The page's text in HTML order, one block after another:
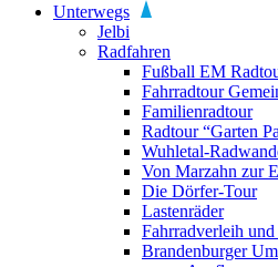
Unterwegs
Jelbi
Radfahren
Fußball EM
Fahrradtour
Familienradtour
Radtour “Garten
Wuhletal-
Von Marzahn zur
Die Dörfer-Tour
Lastenräder
Fahrradverleih
Brandenburger